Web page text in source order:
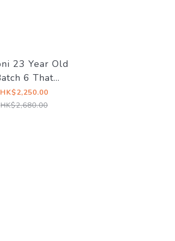
23 Year Old
6 That
Rum
63.1%
HK$2,250.00
HK$2,680.00